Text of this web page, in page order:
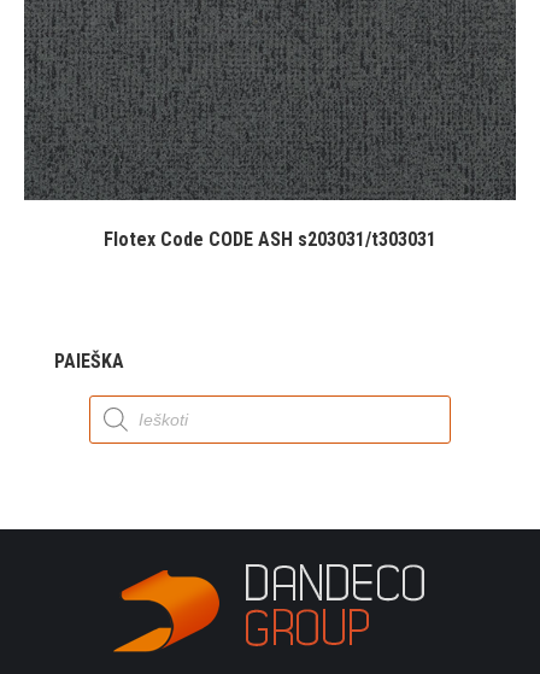
Flotex Code CODE ASH s203031/t303031
PAIEŠKA
Products
search